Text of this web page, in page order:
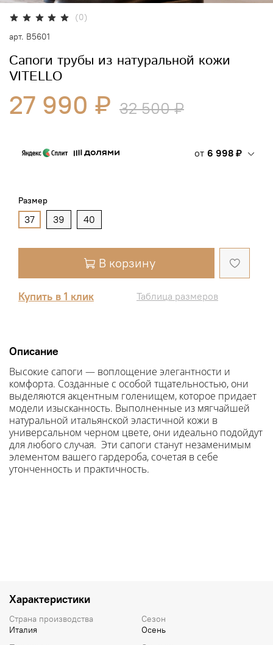
(0)
арт. В5601
Сапоги трубы из натуральной кожи
VITELLO
27 990 ₽ 32 500 ₽
от 6 998 ₽
Размер
37 39 40
В корзину
Купить в 1 клик Таблица размеров
Описание
Высокие сапоги — воплощение элегантности и
комфорта. Созданные с особой тщательностью, они
выделяются акцентным голенищем, которое придает
модели изысканность. Выполненные из мягчайшей
натуральной итальянской эластичной кожи в
универсальном черном цвете, они идеально подойдут
для любого случая. Эти сапоги станут незаменимым
элементом вашего гардероба, сочетая в себе
утонченность и практичность.
Характеристики
Страна производства
Италия
Сезон
Осень